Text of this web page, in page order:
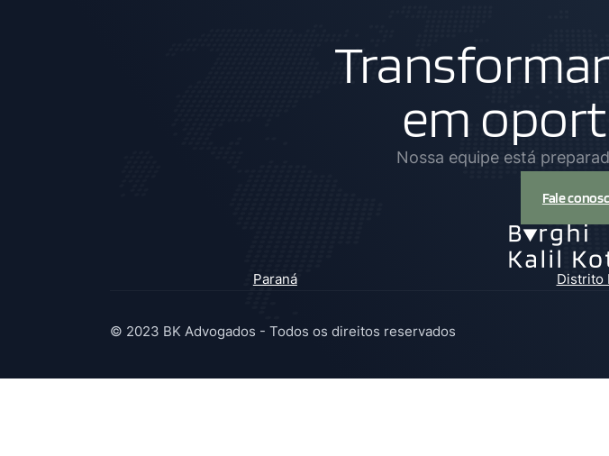
em
Nossa equipe está
Fale
Paraná Distrito
© 2023 BK Advogados - Todos os direitos reservados